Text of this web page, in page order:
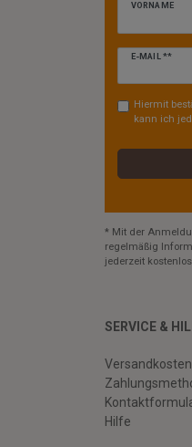
VORNAME
E-MAIL **
Newsletter
Hiermit
kann ich
* Mit der
regelmäßig
jederzeit
SERVICE &
Versandkosten
Hilfe